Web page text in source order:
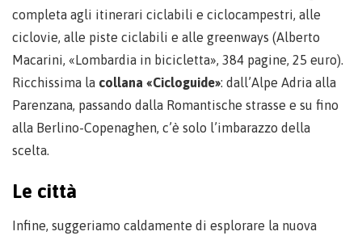
completa agli itinerari ciclabili e ciclocampestri, alle
ciclovie, alle piste ciclabili e alle greenways (Alberto
Macarini, «Lombardia in bicicletta», 384 pagine, 25 euro).
Ricchissima la collana «Cicloguide»: dall’Alpe Adria alla
Parenzana, passando dalla Romantische strasse e su fino
alla Berlino-Copenaghen, c’è solo l’imbarazzo della
scelta.
Le città
Infine, suggeriamo caldamente di esplorare la nuova